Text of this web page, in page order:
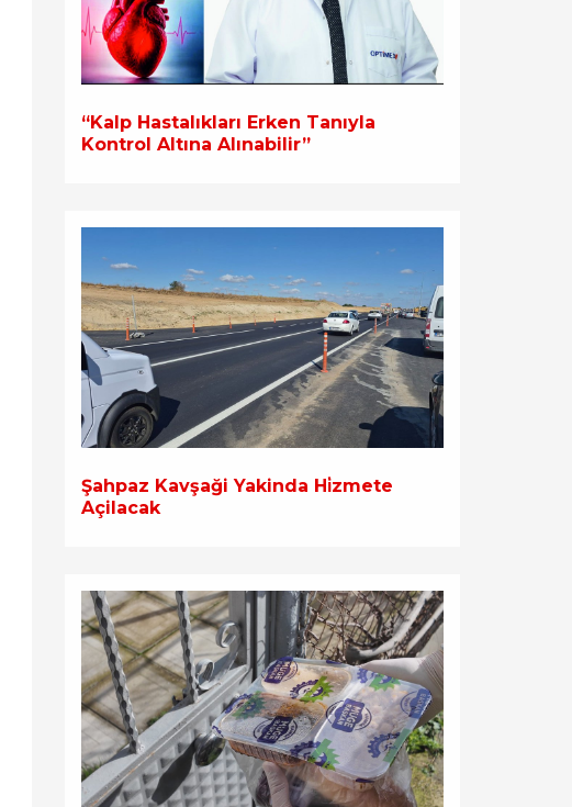
“Kalp Hastalıkları Erken Tanıyla
Kontrol Altına Alınabilir”
Şahpaz Kavşaği Yakinda Hi̇zmete
Açilacak